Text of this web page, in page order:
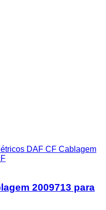
DAF CF Cablagem
2009713 para